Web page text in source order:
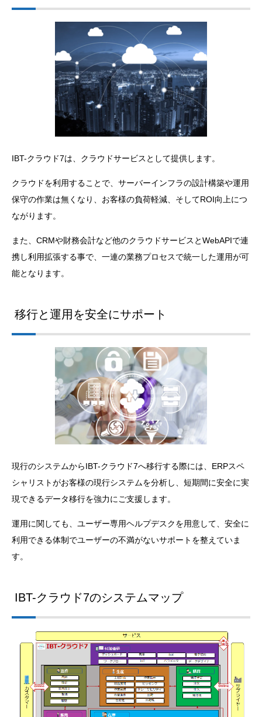
IBT-クラウド7は、クラウドサービスとして提供します。
クラウドを利用することで、サーバーインフラの設計構築や運用
保守の作業は無くなり、お客様の負荷軽減、そしてROI向上につ
ながります。
また、CRMや財務会計など他のクラウドサービスとWebAPIで連
携し利用拡張する事で、一連の業務プロセスで統一した運用が可
能となります。
移行と運用を安全にサポート
現行のシステムからIBT-クラウド7へ移行する際には、ERPスペ
シャリストがお客様の現行システムを分析し、短期間に安全に実
現できるデータ移行を強力にご支援します。
運用に関しても、ユーザー専用ヘルプデスクを用意して、安全に
利用できる体制でユーザーの不満がないサポートを整えていま
す。
IBT-クラウド7のシステムマップ